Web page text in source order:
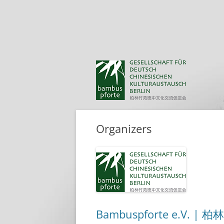
Organizers
Bambuspforte e.V. | 柏